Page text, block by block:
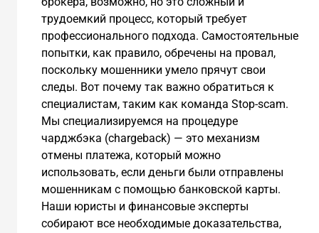
трудоемкий процесс, который требует
профессионального подхода. Самостоятельные
попытки, как правило, обречены на провал,
поскольку мошенники умело прячут свои
следы. Вот почему так важно обратиться к
специалистам, таким как команда Stop-scam.
Мы специализируемся на процедуре
чарджбэка (chargeback) — это механизм
отмены платежа, который можно
использовать, если деньги были отправлены
мошенникам с помощью банковской карты.
Наши юристы и финансовые эксперты
собирают все необходимые доказательства,